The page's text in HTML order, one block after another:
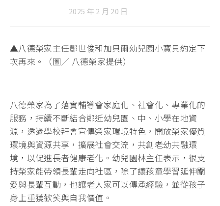
2025 年 2 月 20 日
▲八德榮家主任酆世俊和加貝爾幼兒園小寶貝約定下
次再來。（圖／ 八德榮家提供）
八德榮家為了落實輔導會家庭化、社會化、專業化的
服務，持續不斷結合鄰近幼兒園、中、小學在地資
源，透過學校拜會宣傳榮家環境特色，開放榮家優質
環境與資源共享，擴展社會交流，共創老幼共融環
境，以促進長者健康老化。幼兒園林主任表示，很支
持榮家能帶領長輩走向社區，除了讓孩童學習延伸關
愛與長輩互動，也讓老人家可以傳承經驗，並從孩子
身上重獲歡笑與自我價值。